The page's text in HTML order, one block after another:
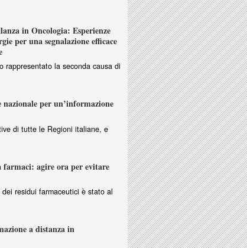
in Oncologia: Esperienze
per una segnalazione efficace
rappresentato la seconda causa di
per un’informazione
di tutte le Regioni italiane, e
agire ora per evitare
residui farmaceutici è stato al
a distanza in